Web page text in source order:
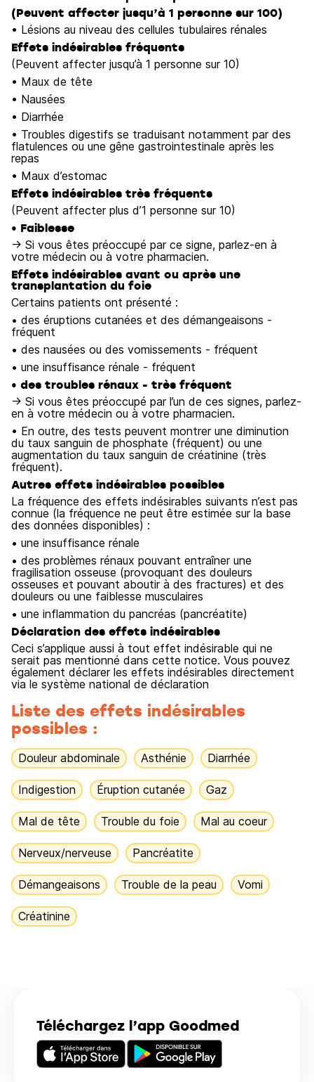
Téléchargez l’app Goodmed
(Peuvent affecter jusqu’à 1 personne sur 100)
• Lésions au niveau des cellules tubulaires rénales
Effets indésirables fréquents
(Peuvent affecter jusqu’à 1 personne sur 10)
• Maux de tête
• Nausées
• Diarrhée
• Troubles digestifs se traduisant notamment par des
flatulences ou une gêne gastrointestinale après les
repas
• Maux d’estomac
Effets indésirables très fréquents
(Peuvent affecter plus d’1 personne sur 10)
• Faiblesse
→ Si vous êtes préoccupé par ce signe, parlez-en à
votre médecin ou à votre pharmacien.
Effets indésirables avant ou après une
transplantation du foie
Certains patients ont présenté :
• des éruptions cutanées et des démangeaisons -
fréquent
• des nausées ou des vomissements - fréquent
• une insuffisance rénale - fréquent
• des troubles rénaux - très fréquent
→ Si vous êtes préoccupé par l’un de ces signes, parlez-
en à votre médecin ou à votre pharmacien.
• En outre, des tests peuvent montrer une diminution
du taux sanguin de phosphate (fréquent) ou une
augmentation du taux sanguin de créatinine (très
fréquent).
Autres effets indésirables possibles
La fréquence des effets indésirables suivants n’est pas
connue (la fréquence ne peut être estimée sur la base
des données disponibles) :
• une insuffisance rénale
• des problèmes rénaux pouvant entraîner une
fragilisation osseuse (provoquant des douleurs
osseuses et pouvant aboutir à des fractures) et des
douleurs ou une faiblesse musculaires
• une inflammation du pancréas (pancréatite)
Déclaration des effets indésirables
Ceci s’applique aussi à tout effet indésirable qui ne
serait pas mentionné dans cette notice. Vous pouvez
également déclarer les effets indésirables directement
via le système national de déclaration
Liste des effets indésirables
possibles :
Douleur abdominale Asthénie Diarrhée
Indigestion Éruption cutanée Gaz
Mal de tête Trouble du foie Mal au coeur
Nerveux/nerveuse Pancréatite
Démangeaisons Trouble de la peau Vomi
Créatinine